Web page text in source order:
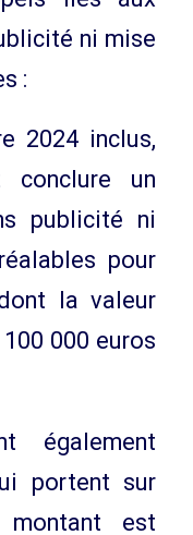
ni mise
:
2024 inclus,
conclure un
publicité ni
pour
la valeur
000 euros
également
portent sur
est